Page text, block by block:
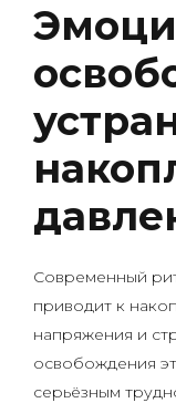
Современный
приводит к
напряжения и
освобождения
серьёзным